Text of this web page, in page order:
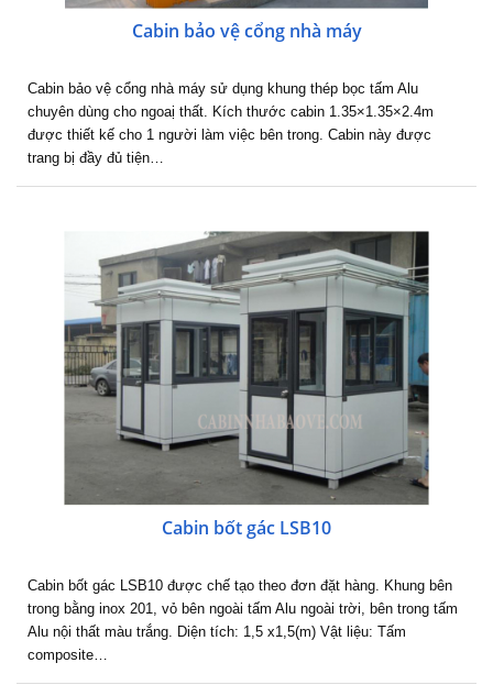
Cabin bảo vệ cổng nhà máy
Cabin bảo vệ cổng nhà máy sử dụng khung thép bọc tấm Alu
chuyên dùng cho ngoaị thất. Kích thước cabin 1.35×1.35×2.4m
được thiết kế cho 1 người làm việc bên trong. Cabin này được
trang bị đầy đủ tiện…
Cabin bốt gác LSB10
Cabin bốt gác LSB10 được chế tạo theo đơn đặt hàng. Khung bên
trong bằng inox 201, vỏ bên ngoài tấm Alu ngoài trời, bên trong tấm
Alu nội thất màu trắng. Diện tích: 1,5 x1,5(m) Vật liệu: Tấm
composite…